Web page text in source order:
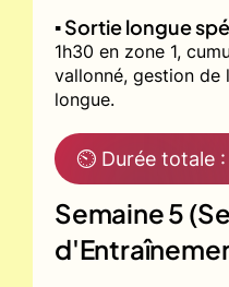
▪️ Sortie longue
1h30 en zone 1,
vallonné, gestion de
longue.
⏲ Durée totale :
Semaine 5